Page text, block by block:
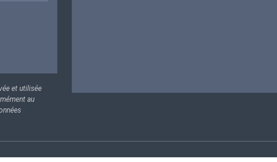
et utilisée
au